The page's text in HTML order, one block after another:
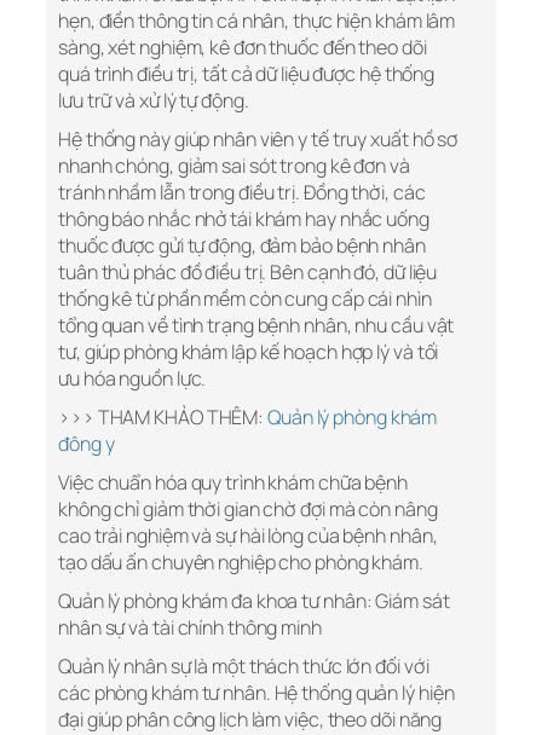
hẹn, điền thông tin cá nhân, thực hiện khám lâm
sàng, xét nghiệm, kê đơn thuốc đến theo dõi
quá trình điều trị, tất cả dữ liệu được hệ thống
lưu trữ và xử lý tự động.
Hệ thống này giúp nhân viên y tế truy xuất hồ sơ
nhanh chóng, giảm sai sót trong kê đơn và
tránh nhầm lẫn trong điều trị. Đồng thời, các
thông báo nhắc nhở tái khám hay nhắc uống
thuốc được gửi tự động, đảm bảo bệnh nhân
tuân thủ phác đồ điều trị. Bên cạnh đó, dữ liệu
thống kê từ phần mềm còn cung cấp cái nhìn
tổng quan về tình trạng bệnh nhân, nhu cầu vật
tư, giúp phòng khám lập kế hoạch hợp lý và tối
ưu hóa nguồn lực.
>>> THAM KHẢO THÊM: Quản lý phòng khám
đông y
Việc chuẩn hóa quy trình khám chữa bệnh
không chỉ giảm thời gian chờ đợi mà còn nâng
cao trải nghiệm và sự hài lòng của bệnh nhân,
tạo dấu ấn chuyên nghiệp cho phòng khám.
Quản lý phòng khám đa khoa tư nhân: Giám sát
nhân sự và tài chính thông minh
Quản lý nhân sự là một thách thức lớn đối với
các phòng khám tư nhân. Hệ thống quản lý hiện
đại giúp phân công lịch làm việc, theo dõi năng